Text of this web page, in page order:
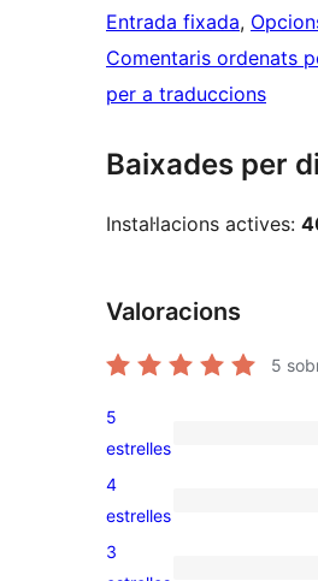
Entrada fixada,
Comentaris ordenats
per a traduccions
Baixades per
Instal·lacions actives:
Valoracions
5
1
valoració
de
5
estrelles
0
valoracions
de
4
estrelles
3